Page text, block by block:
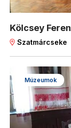
Kölcsey
Szatmárcseke
Múzeumok